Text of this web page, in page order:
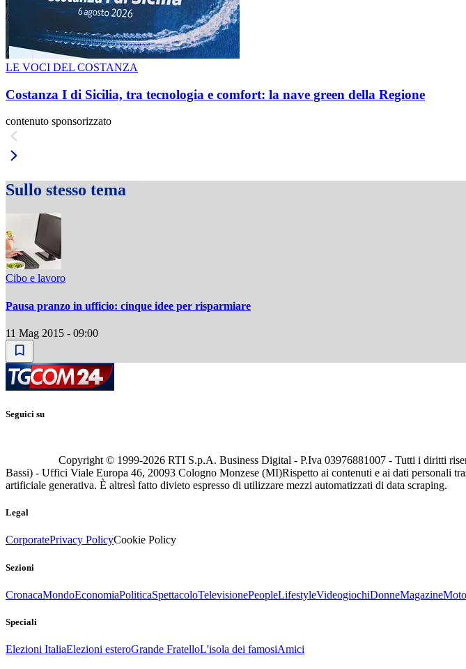
LE VOCI DEL COSTANZA
Costanza I di Sicilia, tra tecnologia e comfort: la nave green della Regione
contenuto sponsorizzato
Sullo stesso tema
Cibo e lavoro
Pausa pranzo in ufficio: cinque idee per risparmiare
11 Mag 2015 - 09:00
Seguici su
Copyright © 1999-2026 RTI S.p.A. Business Digital - P.Iva 03976881007 - Tutti i diritti
Bassi) - Uffici Viale Europa 46, 20093 Cologno Monzese (MI)Rispetto ai contenuti e ai dati personali
artificiale generativa. È altresì fatto divieto espresso di utilizzare mezzi automatizzati di data scraping.
Legal
CorporatePrivacy PolicyCookie Policy
Sezioni
CronacaMondoEconomiaPoliticaSpettacoloTelevisionePeopleLifestyleVideogiochiDonneMagazine
Speciali
Elezioni ItaliaElezioni esteroGrande FratelloL'isola dei famosiAmici